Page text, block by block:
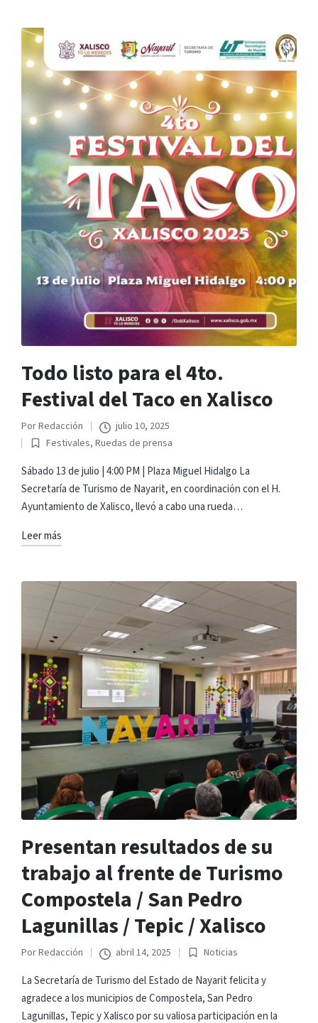
Todo listo para el 4to.
Festival del Taco en Xalisco
Publicado
por
PorRedacción
julio 10, 2025
Publicado
en
Festivales, Ruedas de prensa
Sábado 13 de julio | 4:00 PM | Plaza Miguel Hidalgo La
Secretaría de Turismo de Nayarit, en coordinación con el H.
Ayuntamiento de Xalisco, llevó a cabo una rueda…
Leer más
Presentan resultados de su
trabajo al frente de Turismo
Compostela / San Pedro
Lagunillas / Tepic / Xalisco
Publicado
por
PorRedacción abril 14, 2025
Publicado
en
Noticias
La Secretaría de Turismo del Estado de Nayarit felicita y
agradece a los municipios de Compostela, San Pedro
Lagunillas, Tepic y Xalisco por su valiosa participación en la